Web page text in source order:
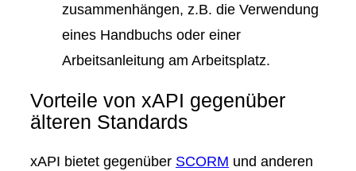
zusammenhängen, z.B. die Verwendung
eines Handbuchs oder einer
Arbeitsanleitung am Arbeitsplatz.
Vorteile von xAPI gegenüber
älteren Standards
xAPI bietet gegenüber SCORM und anderen